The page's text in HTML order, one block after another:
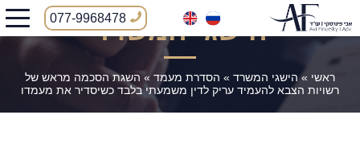
077-9968478הישגי המשרד
ראשי »הישגי המשרד » הסדרת מעמד » השגת הסכמה מראש של
רשויות הצבא להעמיד עריק לדין משמעתי בלבד כשיסדיר את מעמדו